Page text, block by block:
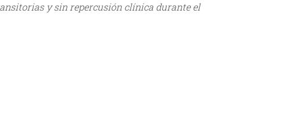
y sin repercusión clínica durante el